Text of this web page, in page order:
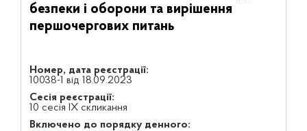
безпеки і оборони та вирішення
першочергових питань
Номер, дата реєстрації:
10038-1 від 18.09.2023
Сесія реєстрації:
10 сесія IX скликання
Включено до порядку денного: